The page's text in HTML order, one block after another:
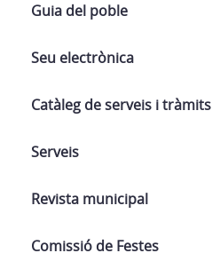
Guia del poble
Seu electrònica
Catàleg de serveis i tràmits
Serveis
Revista municipal
Comissió de Festes